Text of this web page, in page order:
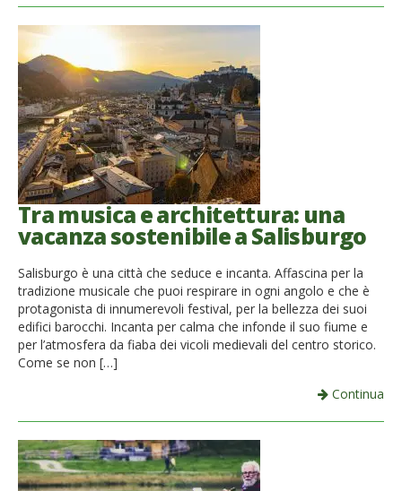
Tra musica e architettura: una
vacanza sostenibile a Salisburgo
Salisburgo è una città che seduce e incanta. Affascina per la
tradizione musicale che puoi respirare in ogni angolo e che è
protagonista di innumerevoli festival, per la bellezza dei suoi
edifici barocchi. Incanta per calma che infonde il suo fiume e
per l’atmosfera da fiaba dei vicoli medievali del centro storico.
Come se non […]
Continua